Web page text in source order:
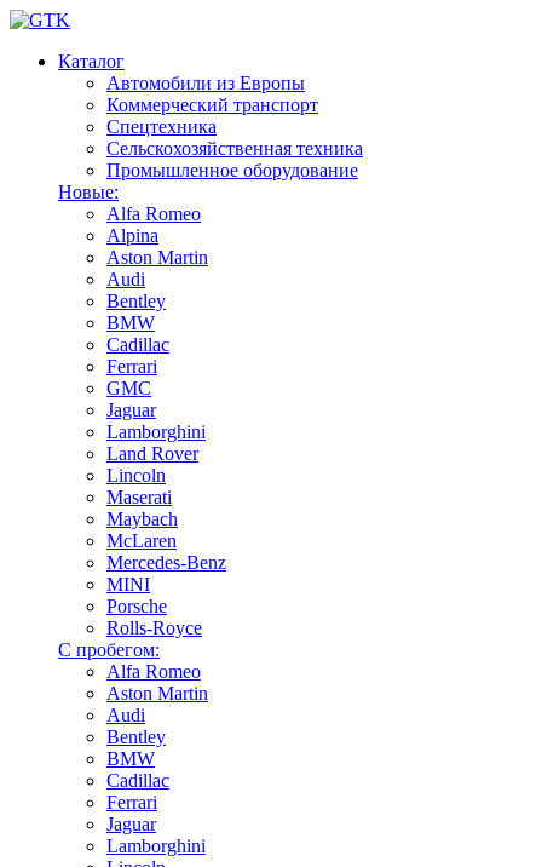
Каталог
Автомобили из Европы
Коммерческий транспорт
Спецтехника
Сельскохозяйственная техника
Промышленное оборудование
Новые:
Alfa Romeo
Alpina
Aston Martin
Audi
Bentley
BMW
Cadillac
Ferrari
GMC
Jaguar
Lamborghini
Land Rover
Lincoln
Maserati
Maybach
McLaren
Mercedes-Benz
MINI
Porsche
Rolls-Royce
С пробегом:
Alfa Romeo
Aston Martin
Audi
Bentley
BMW
Cadillac
Ferrari
Jaguar
Lamborghini